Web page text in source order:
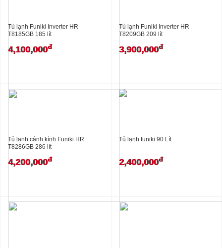
Tủ lạnh Funiki Inverter HR
T8185GB 185 lít
4,100,000đ
Tủ lạnh Funiki Inverter HR
T8209GB 209 lít
3,900,000đ
Tủ lạnh cánh kính Funiki HR
T8286GB 286 lít
4,200,000đ
Tủ lạnh funiki 90 Lít
2,400,000đ